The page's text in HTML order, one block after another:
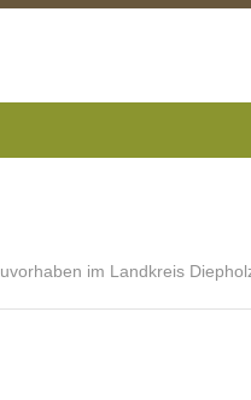
im Landkreis